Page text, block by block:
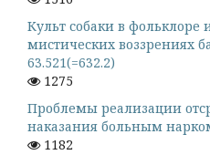
Культ собаки в фольклоре
мистических воззрениях
63.521(=632.2)
1275
Проблемы реализации
наказания больным
1182